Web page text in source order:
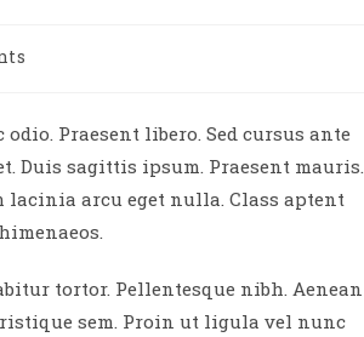
Praesent libero. Sed cursus ante
Duis sagittis ipsum. Praesent mauris.
lacinia arcu eget nulla. Class aptent
tortor. Pellentesque nibh. Aenean
sem. Proin ut ligula vel nunc